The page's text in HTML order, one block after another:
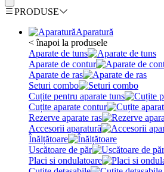
PRODUSE
Aparatură
< înapoi la produsele
Aparate de tuns
Aparate de contur
Aparate de ras
Seturi combo
Cuțite pentru aparate tuns
Cuțite aparate contur
Rezerve aparate ras
Accesorii aparatură
Înălțătoare
Uscătoare de păr
Placi si ondulatoare